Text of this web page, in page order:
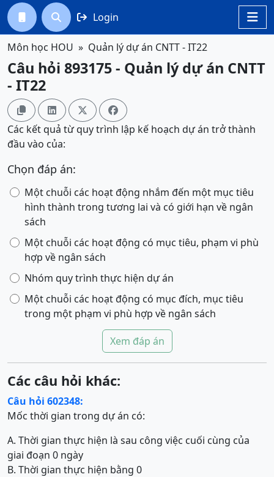

  Login
Môn học HOU Quản lý dự án CNTT - IT22
Câu hỏi 893175 - Quản lý dự án CNTT
- IT22
   
Các kết quả từ quy trình lập kế hoạch dự án trở thành
đầu vào của:
Chọn đáp án:
Một chuỗi các hoạt động nhắm đến một mục tiêu
hình thành trong tương lai và có giới hạn về ngân
sách
Một chuỗi các hoạt động có mục tiêu, phạm vi phù
hợp về ngân sách
Nhóm quy trình thực hiện dự án
Một chuỗi các hoạt động có mục đích, mục tiêu
trong một phạm vi phù hợp về ngân sách
Xem đáp án
Các câu hỏi khác:
Câu hỏi 602348:
Mốc thời gian trong dự án có:
A. Thời gian thực hiện là sau công việc cuối cùng của
giai đoạn 0 ngày
B. Thời gian thực hiện bằng 0